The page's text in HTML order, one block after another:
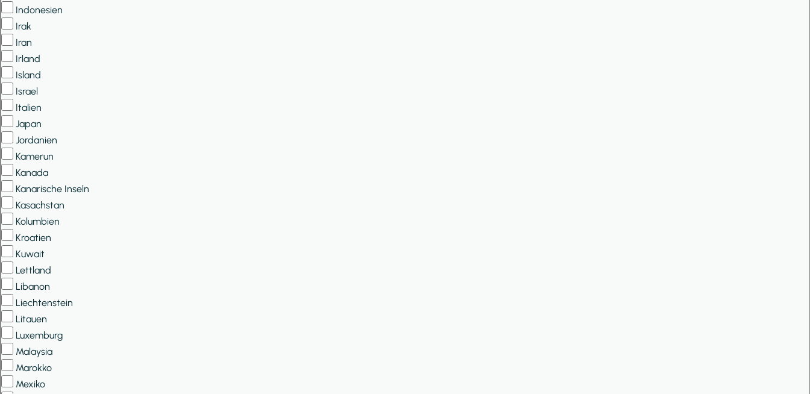
Indonesien
Irak
Iran
Irland
Island
Israel
Italien
Japan
Jordanien
Kamerun
Kanada
Kanarische Inseln
Kasachstan
Kolumbien
Kroatien
Kuwait
Lettland
Libanon
Liechtenstein
Litauen
Luxemburg
Malaysia
Marokko
Mexiko